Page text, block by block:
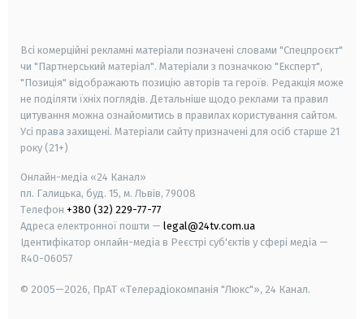
Всі комерційні рекламні матеріали позначені словами "Спецпроєкт"
чи "Партнерський матеріал". Матеріали з позначкою "Експерт",
"Позиція" відображають позицію авторів та героїв. Редакція може
не поділяти їхніх поглядів. Детальніше щодо реклами та правил
цитування можна ознайомитись в правилах користування сайтом.
Усі права захищені. Матеріали сайту призначені для осіб старше 21
року (21+)
Онлайн-медіа «24 Канал»
пл. Галицька, буд. 15, м. Львів, 79008
Телефон +380 (32) 229-77-77
Адреса електронної пошти — legal@24tv.com.ua
Ідентифікатор онлайн-медіа в Реєстрі суб'єктів у сфері медіа —
R40-06057
© 2005—2026, ПрАТ «Телерадіокомпанія "Люкс"», 24 Канал.